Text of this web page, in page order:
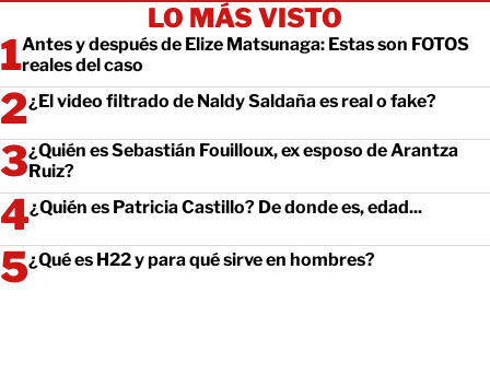
LO MÁS VISTO
Antes y después de Elize Matsunaga: Estas son FOTOS
reales del caso
¿El video filtrado de Naldy Saldaña es real o fake?
¿Quién es Sebastián Fouilloux, ex esposo de Arantza
Ruiz?
¿Quién es Patricia Castillo? De donde es, edad...
¿Qué es H22 y para qué sirve en hombres?